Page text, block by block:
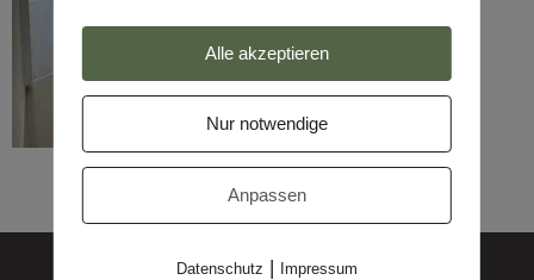
Alle akzeptieren
Nur notwendige
Anpassen
Datenschutz | Impressum